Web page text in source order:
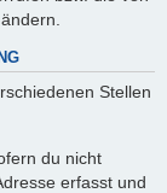
Stellen
du nicht
erfasst und